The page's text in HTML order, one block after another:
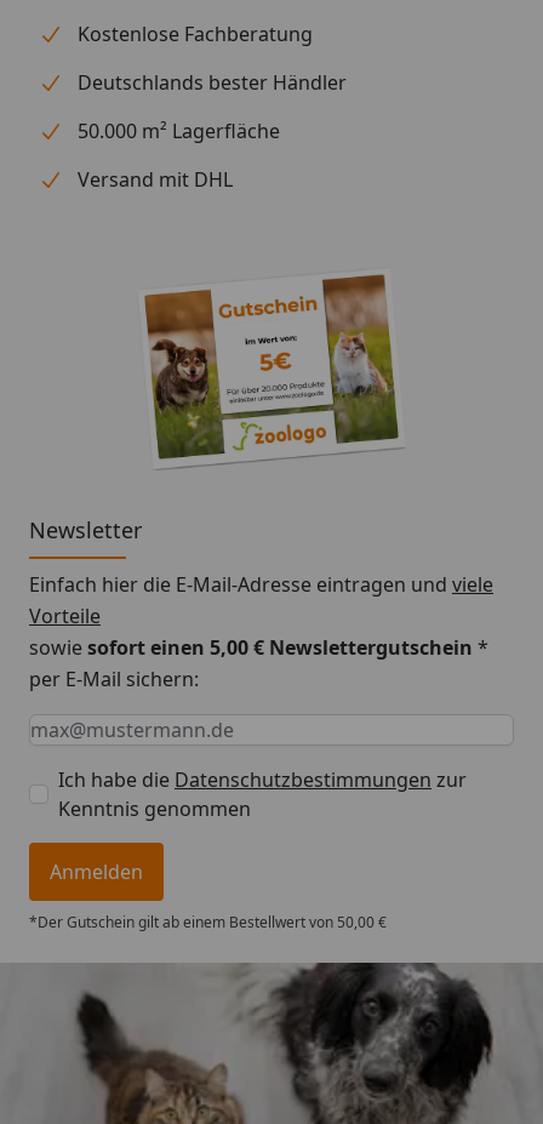
Kostenlose Fachberatung
Deutschlands bester Händler
50.000 m² Lagerfläche
Versand mit DHL
Newsletter
Einfach hier die E-Mail-Adresse eintragen und viele
Vorteile
sowiesofort einen 5,00 € Newslettergutschein *
per E-Mail sichern:
Keine Eingabe erforderlich
Eingabe erforderlich
E-Mail *
Ich habe die Datenschutzbestimmungen zur
Kenntnis genommen
Anmelden
*Der Gutschein gilt ab einem Bestellwert von 50,00 €
Trusted Shops
4,73/ 5